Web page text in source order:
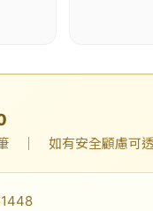
｜ 如有安全顧慮可透